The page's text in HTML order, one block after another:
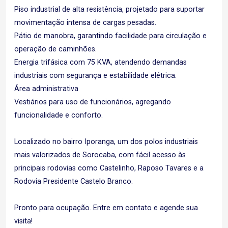
Piso industrial de alta resistência, projetado para suportar
movimentação intensa de cargas pesadas.
Pátio de manobra, garantindo facilidade para circulação e
operação de caminhões.
Energia trifásica com 75 KVA, atendendo demandas
industriais com segurança e estabilidade elétrica.
Área administrativa
Vestiários para uso de funcionários, agregando
funcionalidade e conforto.
Localizado no bairro Iporanga, um dos polos industriais
mais valorizados de Sorocaba, com fácil acesso às
principais rodovias como Castelinho, Raposo Tavares e a
Rodovia Presidente Castelo Branco.
Pronto para ocupação. Entre em contato e agende sua
visita!